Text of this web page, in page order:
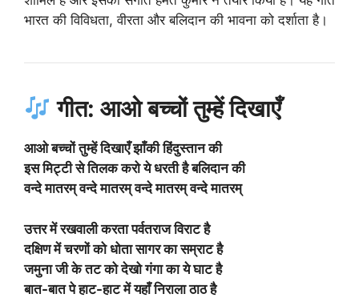
भारत की विविधता, वीरता और बलिदान की भावना को दर्शाता है।
गीत: आओ बच्चों तुम्हें दिखाएँ
आओ बच्चों तुम्हें दिखाएँ झाँकी हिंदुस्तान की
इस मिट्टी से तिलक करो ये धरती है बलिदान की
वन्दे मातरम् वन्दे मातरम् वन्दे मातरम् वन्दे मातरम्
उत्तर में रखवाली करता पर्वतराज विराट है
दक्षिण में चरणों को धोता सागर का सम्राट है
जमुना जी के तट को देखो गंगा का ये घाट है
बात-बात पे हाट-हाट में यहाँ निराला ठाठ है